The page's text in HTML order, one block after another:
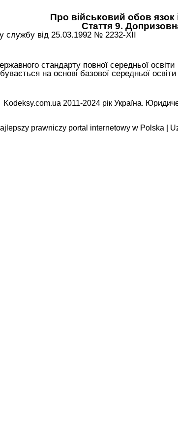
Про військовий обов язок
Стаття 9.
службу від 25.03.1992 № 2232-XII
стандарту повної середньої
на основі базової середньої
Kodeksy.com.ua 2011-2024 рік Україна.
prawniczy portal internetowy w Polska |